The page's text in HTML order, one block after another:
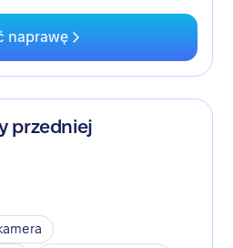
naprawę
przedniej